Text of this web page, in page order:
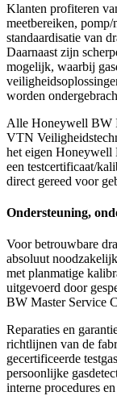
Klanten profiteren
meetbereiken,
standaardisatie van
Daarnaast zijn
mogelijk, waarbij
worden
Alle Honeywell BW
VTN
het eigen Honeywell
een testcertificaat/
direct gereed voor
Ondersteuning,
Voor betrouwbare
absoluut
met planmatige
uitgevoerd door
BW Master Service
Reparaties en
richtlijnen van de
gecertificeerde
persoonlijke
interne procedures